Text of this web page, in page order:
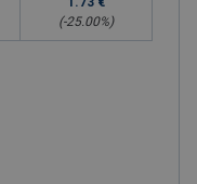
(-25.00%)